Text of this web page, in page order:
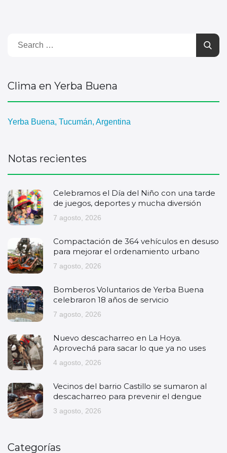
Clima en Yerba Buena
Yerba Buena, Tucumán, Argentina
Notas recientes
Celebramos el Día del Niño con una tarde
de juegos, deportes y mucha diversión
7 agosto, 2026
Compactación de 364 vehículos en desuso
para mejorar el ordenamiento urbano
7 agosto, 2026
Bomberos Voluntarios de Yerba Buena
celebraron 18 años de servicio
7 agosto, 2026
Nuevo descacharreo en La Hoya.
Aprovechá para sacar lo que ya no uses
4 agosto, 2026
Vecinos del barrio Castillo se sumaron al
descacharreo para prevenir el dengue
3 agosto, 2026
Categorías